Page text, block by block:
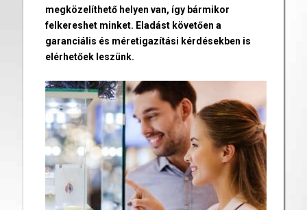
megközelíthető helyen van, így bármikor
felkereshet minket. Eladást követően a
garanciális és méretigazítási kérdésekben is
elérhetőek leszünk.